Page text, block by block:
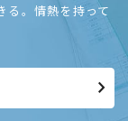
る。情熱を持って